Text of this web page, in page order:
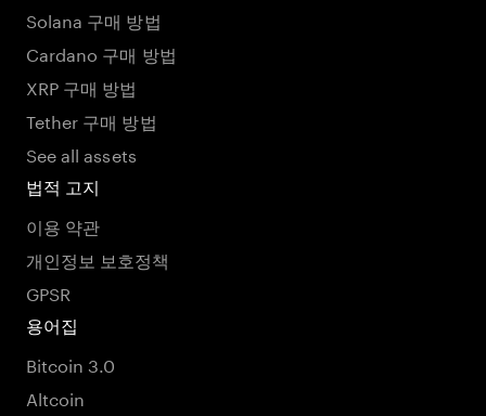
Solana 구매 방법
Cardano 구매 방법
XRP 구매 방법
Tether 구매 방법
See all assets
법적 고지
이용 약관
개인정보 보호정책
GPSR
용어집
Bitcoin 3.0
Altcoin